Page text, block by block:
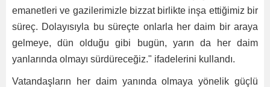
emanetleri ve gazilerimizle bizzat birlikte inşa ettiğimiz bir
süreç. Dolayısıyla bu süreçte onlarla her daim bir araya
gelmeye, dün olduğu gibi bugün, yarın da her daim
yanlarında olmayı sürdüreceğiz." ifadelerini kullandı.
Vatandaşların her daim yanında olmaya yönelik güçlü